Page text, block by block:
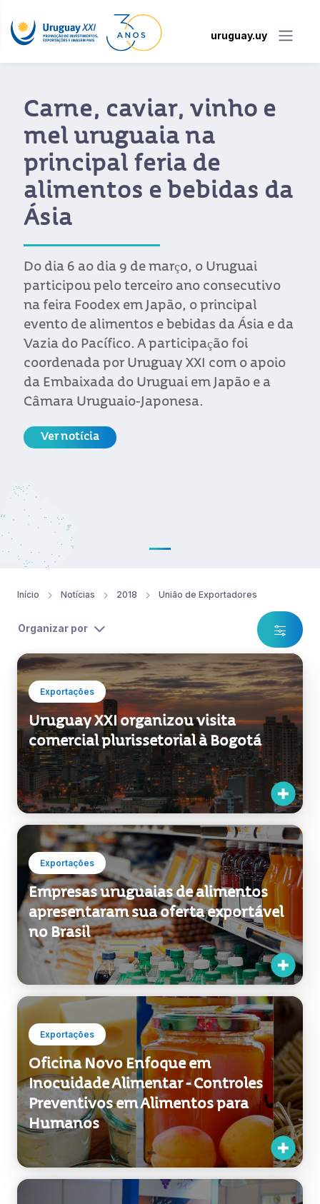
uruguay.uy
Carne, caviar, vinho e
mel uruguaia na
principal feria de
alimentos e bebidas da
Ásia
Do dia 6 ao dia 9 de março, o Uruguai
participou pelo terceiro ano consecutivo
na feira Foodex em Japão, o principal
evento de alimentos e bebidas da Ásia e da
Vazia do Pacífico. A participação foi
coordenada por Uruguay XXI com o apoio
da Embaixada do Uruguai em Japão e a
Câmara Uruguaio-Japonesa.
Ver notícia
Início Notícias 2018 União de Exportadores
Organizar por
Exportações
Uruguay XXI organizou visita
comercial plurissetorial à Bogotá
Exportações
Empresas uruguaias de alimentos
apresentaram sua oferta exportável
no Brasil
Exportações
Oficina Novo Enfoque em
Inocuidade Alimentar - Controles
Preventivos em Alimentos para
Humanos